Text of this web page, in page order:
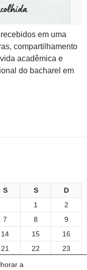
a
em uma
compartilhamento
acadêmica e
do bacharel em
S S
D
1
2
7 8
9
14 15
16
21 22
23
28